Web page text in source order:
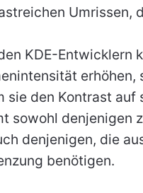
Umrissen,
KDE-Entwicklern
sie den Kontrast
sowohl denjenigen
denjenigen, die
benötigen.